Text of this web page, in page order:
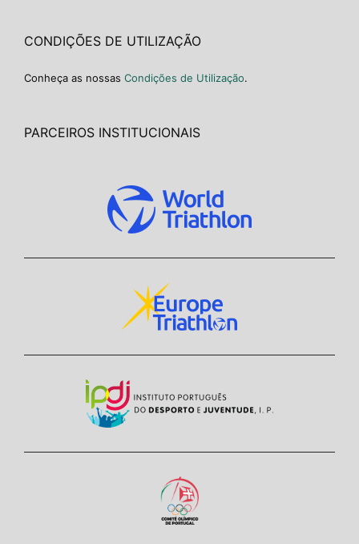
CONDIÇÕES DE UTILIZAÇÃO
Conheça as nossas Condições de Utilização.
PARCEIROS INSTITUCIONAIS